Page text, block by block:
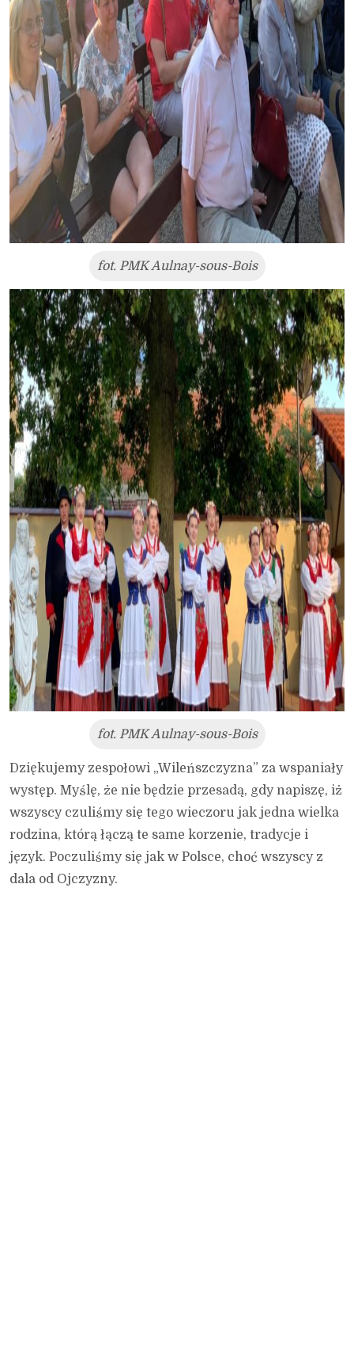
fot. PMK Aulnay-sous-Bois
fot. PMK Aulnay-sous-Bois
Dziękujemy zespołowi „Wileńszczyzna” za wspaniały
występ. Myślę, że nie będzie przesadą, gdy napiszę, iż
wszyscy czuliśmy się tego wieczoru jak jedna wielka
rodzina, którą łączą te same korzenie, tradycje i
język. Poczuliśmy się jak w Polsce, choć wszyscy z
dala od Ojczyzny.